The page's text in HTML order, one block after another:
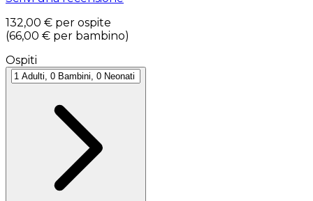
132,00 € per ospite
(66,00 € per bambino)
Ospiti